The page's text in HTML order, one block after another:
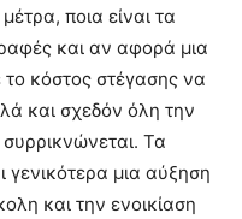
ποια είναι τα
και αν αφορά μια
το κόστος στέγασης να
και σχεδόν όλη την
Τα
γενικότερα μια αύξηση
και την ενοικίαση